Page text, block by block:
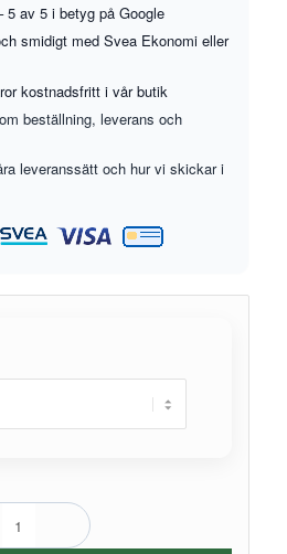
5 av 5 i betyg på Google
smidigt med Svea Ekonomi eller
kostnadsfritt i vår butik
beställning, leverans och
leveranssätt och hur vi skickar i